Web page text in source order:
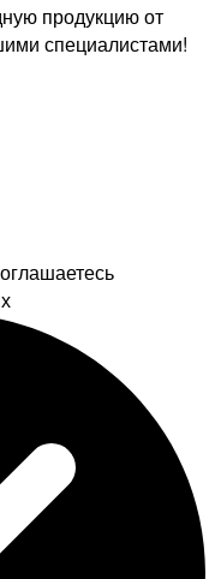
продукцию от
специалистами!